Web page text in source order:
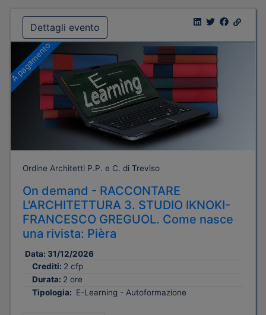
Dettagli evento
A pagamento
Ordine Architetti P.P. e C. di Treviso
On demand - RACCONTARE
L'ARCHITETTURA 3. STUDIO IKNOKI-
FRANCESCO GREGUOL. Come nasce
una rivista: Pièra
Data: 31/12/2026
Crediti: 2 cfp
Durata: 2 ore
Tipologia: E-Learning - Autoformazione